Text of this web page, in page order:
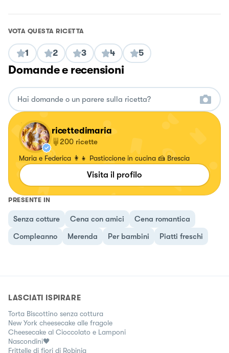
VOTA QUESTA RICETTA
1 2 3 4 5
Domande e recensioni
ricettedimaria
200 ricette
Maria e Federica 👩‍👧 Pasticcione in cucina 🍰 Brescia
Visita il profilo
PRESENTE IN
Senza cotture Cena con amici
Cena romantica
Compleanno
Merenda Per bambini Piatti freschi
LASCIATI ISPIRARE
Torta Biscottino senza cottura
New York cheesecake alle fragole
Cheesecake al Cioccolato e Lamponi
Nascondini🖤
Frittelle di fiori di Robinia